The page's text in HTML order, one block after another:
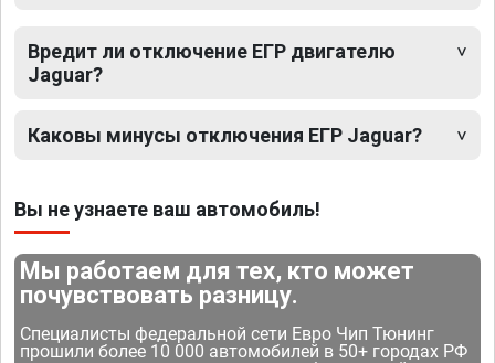
Вредит ли отключение ЕГР двигателю
Jaguar?
Каковы минусы отключения ЕГР Jaguar?
Вы не узнаете ваш автомобиль!
Мы работаем для тех, кто может
почувствовать разницу.
Специалисты федеральной сети Евро Чип Тюнинг
прошили более 10 000 автомобилей в 50+ городах РФ